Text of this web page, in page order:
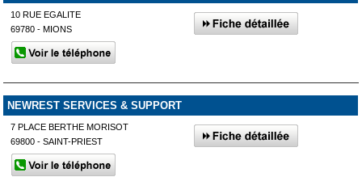
10 RUE EGALITE
69780 - MIONS
NEWREST SERVICES & SUPPORT
7 PLACE BERTHE MORISOT
69800 - SAINT-PRIEST